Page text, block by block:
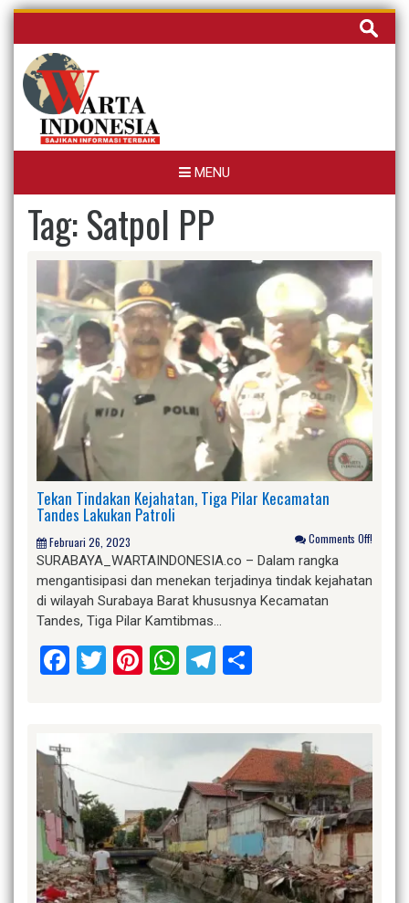
Skip
content
Cari
untuk:
MENU
Tag:Satpol PP
Tekan Tindakan Kejahatan, Tiga Pilar Kecamatan
Tandes Lakukan Patroli
Februari 26, 2023 Comments Off!
SURABAYA_WARTAINDONESIA.co – Dalam rangka
mengantisipasi dan menekan terjadinya tindak kejahatan
di wilayah Surabaya Barat khususnya Kecamatan
Tandes, Tiga Pilar Kamtibmas…
Facebook
Twitter
Pinterest
WhatsApp
Telegram